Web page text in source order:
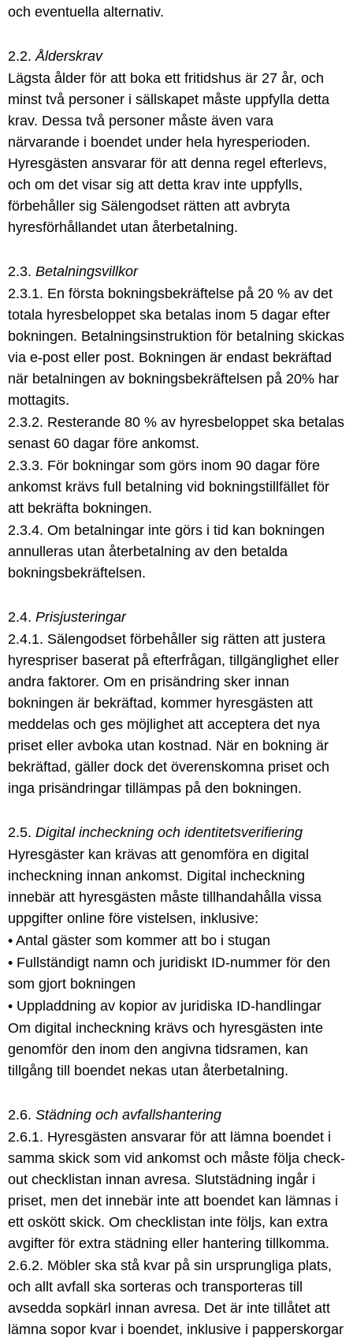
och eventuella alternativ.
2.2.Ålderskrav
Lägsta ålder för att boka ett fritidshus är 27 år, och
minst två personer i sällskapet måste uppfylla detta
krav. Dessa två personer måste även vara
närvarande i boendet under hela hyresperioden.
Hyresgästen ansvarar för att denna regel efterlevs,
och om det visar sig att detta krav inte uppfylls,
förbehåller sig Sälengodset rätten att avbryta
hyresförhållandet utan återbetalning.
2.3. Betalningsvillkor
2.3.1. En första bokningsbekräftelse på 20 % av det
totala hyresbeloppet ska betalas inom 5 dagar efter
bokningen. Betalningsinstruktion för betalning skickas
via e-post eller post. Bokningen är endast bekräftad
när betalningen av bokningsbekräftelsen på 20% har
mottagits.
2.3.2. Resterande 80 % av hyresbeloppet ska betalas
senast 60 dagar före ankomst.
2.3.3. För bokningar som görs inom 90 dagar före
ankomst krävs full betalning vid bokningstillfället för
att bekräfta bokningen.
2.3.4. Om betalningar inte görs i tid kan bokningen
annulleras utan återbetalning av den betalda
bokningsbekräftelsen.
2.4. Prisjusteringar
2.4.1. Sälengodset förbehåller sig rätten att justera
hyrespriser baserat på efterfrågan, tillgänglighet eller
andra faktorer. Om en prisändring sker innan
bokningen är bekräftad, kommer hyresgästen att
meddelas och ges möjlighet att acceptera det nya
priset eller avboka utan kostnad. När en bokning är
bekräftad, gäller dock det överenskomna priset och
inga prisändringar tillämpas på den bokningen.
2.5. Digital incheckning och identitetsverifiering
Hyresgäster kan krävas att genomföra en digital
incheckning innan ankomst. Digital incheckning
innebär att hyresgästen måste tillhandahålla vissa
uppgifter online före vistelsen, inklusive:
• Antal gäster som kommer att bo i stugan
• Fullständigt namn och juridiskt ID-nummer för den
som gjort bokningen
• Uppladdning av kopior av juridiska ID-handlingar
Om digital incheckning krävs och hyresgästen inte
genomför den inom den angivna tidsramen, kan
tillgång till boendet nekas utan återbetalning.
2.6. Städning och avfallshantering
2.6.1. Hyresgästen ansvarar för att lämna boendet i
samma skick som vid ankomst och måste följa check-
out checklistan innan avresa. Slutstädning ingår i
priset, men det innebär inte att boendet kan lämnas i
ett oskött skick. Om checklistan inte följs, kan extra
avgifter för extra städning eller hantering tillkomma.
2.6.2. Möbler ska stå kvar på sin ursprungliga plats,
och allt avfall ska sorteras och transporteras till
avsedda sopkärl innan avresa. Det är inte tillåtet att
lämna sopor kvar i boendet, inklusive i papperskorgar